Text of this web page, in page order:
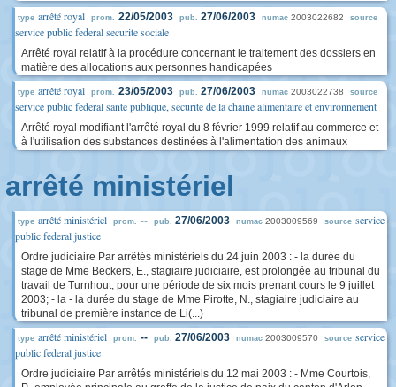
type arrêté royal prom. 22/05/2003 pub. 27/06/2003 numac 2003022682 source
service public federal securite sociale
Arrêté royal relatif à la procédure concernant le traitement des dossiers en
matière des allocations aux personnes handicapées
type arrêté royal prom. 23/05/2003 pub. 27/06/2003 numac 2003022738 source
service public federal sante publique, securite de la chaine alimentaire et environnement
Arrêté royal modifiant l'arrêté royal du 8 février 1999 relatif au commerce et
à l'utilisation des substances destinées à l'alimentation des animaux
arrêté ministériel
type arrêté ministériel prom. -- pub. 27/06/2003 numac 2003009569 source service
public federal justice
Ordre judiciaire Par arrêtés ministériels du 24 juin 2003 : - la durée du
stage de Mme Beckers, E., stagiaire judiciaire, est prolongée au tribunal du
travail de Turnhout, pour une période de six mois prenant cours le 9 juillet
2003; - la - la durée du stage de Mme Pirotte, N., stagiaire judiciaire au
tribunal de première instance de Li(...)
type arrêté ministériel prom. -- pub. 27/06/2003 numac 2003009570 source service
public federal justice
Ordre judiciaire Par arrêtés ministériels du 12 mai 2003 : - Mme Courtois,